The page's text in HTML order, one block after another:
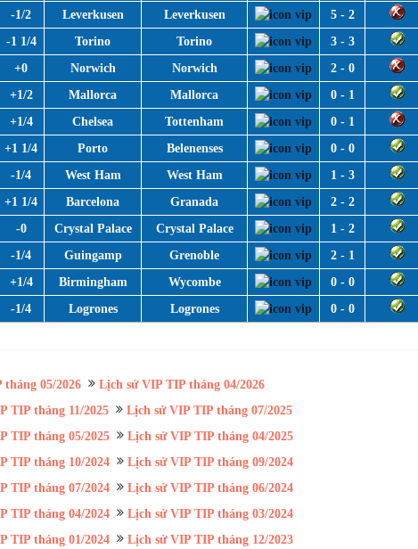
-1/2 Leverkusen Leverkusen
5 - 2
-1 1/4 Torino Torino
3 - 3
+0 Norwich Norwich
2 - 0
+1/2 Mallorca Mallorca
0 - 1
+1/4 Chelsea Tottenham
0 - 1
+1 1/4 Porto Belenenses
0 - 0
-1/4 West Ham West Ham
1 - 3
+1 1/4 Barcelona Granada
2 - 2
-0 Crystal Palace Crystal Palace
1 - 2
-1/4 Guingamp Grenoble
2 - 1
+1/4 Birmingham Wycombe
0 - 0
-1/4 Logrones Logrones 0 - 0
05/2026
Lịch sử VIP TIP tháng 04/2026
TIP tháng 11/2025
Lịch sử VIP TIP tháng 07/2025
TIP tháng 05/2025
Lịch sử VIP TIP tháng 04/2025
TIP tháng 10/2024
Lịch sử VIP TIP tháng 09/2024
TIP tháng 07/2024
Lịch sử VIP TIP tháng 06/2024
TIP tháng 04/2024
Lịch sử VIP TIP tháng 03/2024
TIP tháng 01/2024
Lịch sử VIP TIP tháng 12/2023